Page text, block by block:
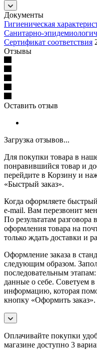
Документы
Гигиеническая
Санитарно-
Сертификат соответствия
Отзывы
Оставить отзыв
Загрузка отзывов...
Для покупки товара в
понравившийся товар и
перейдите в Корзину и
«Быстрый заказ».
Когда оформляете
e-mail. Вам перезвонит
По результатам
оформления товара на
только ждать доставки и
Оформление заказа в
следующим образом.
последовательным
данные о себе. Советуем
информацию, которая
кнопку «Оформить заказ».
Оплачивайте покупки
магазине доступно 3